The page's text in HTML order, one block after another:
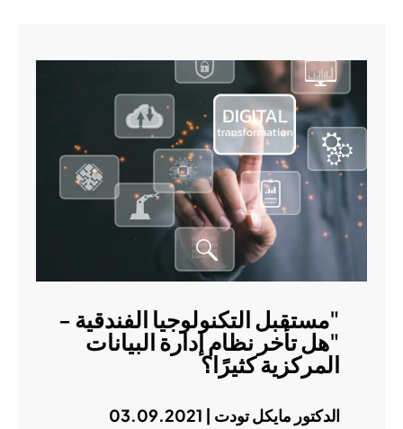
"مستقبل التكنولوجيا الفندقية -
"هل تأخر نظام إدارة البيانات
المركزية كثيرًا؟
الدكتور مايكل تودت | 03.09.2021